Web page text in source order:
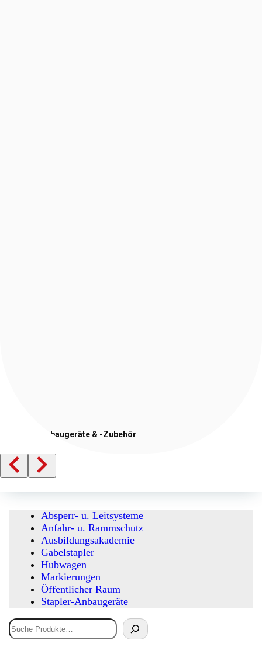
Stapler-Anbaugeräte & -Zubehör
Absperr- u. Leitsysteme
Anfahr- u. Rammschutz
Ausbildungsakademie
Gabelstapler
Hubwagen
Markierungen
Öffentlicher Raum
Stapler-Anbaugeräte
Suchen